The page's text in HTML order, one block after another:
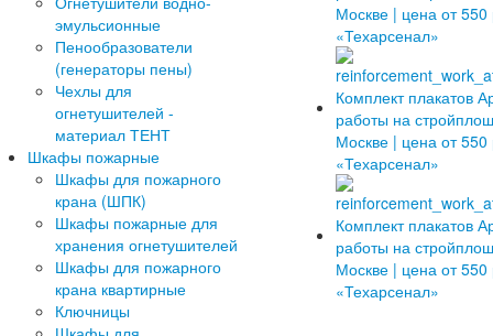
эмульсионные
Пенообразователи
(генераторы пены)
Чехлы для
огнетушителей -
материал ТЕНТ
Шкафы пожарные
Шкафы для пожарного
крана (ШПК)
Шкафы пожарные для
хранения огнетушителей
Шкафы для пожарного
крана квартирные
Ключницы